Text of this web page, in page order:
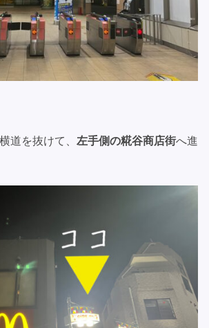
道を抜けて、 左手側の糀谷商店街へ進